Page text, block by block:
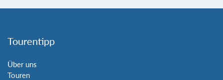
Tourentipp
Über uns
Touren